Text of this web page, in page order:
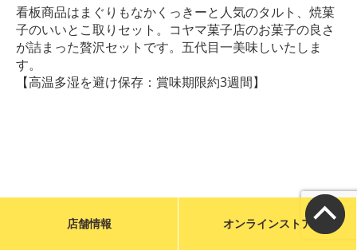
看板商品はまぐりもなかくっきーと人気のタルト、焼菓
子のいいとこ取りセット。コヤマ菓子店のお菓子の良さ
が詰まった贅沢セットです。五代目一美味しいたしま
す。
【高温多湿を避け保存：賞味期限約3週間】
営業時間／9:00〜19:00
カフェ／14席 駐車場／6台
宮城県気仙沼市魚市場前1-31
特定商取引に基づく表示
店舗情報 オンラインストア